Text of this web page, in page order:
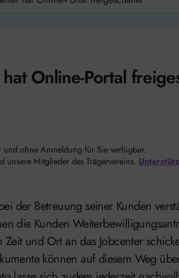
Online-Portal
ohne Anmeldung für Sie verfügbar.
Mitglieder des Trägervereins.
die Kunden
und Ort an das Jobcenter
können auf diesem Weg